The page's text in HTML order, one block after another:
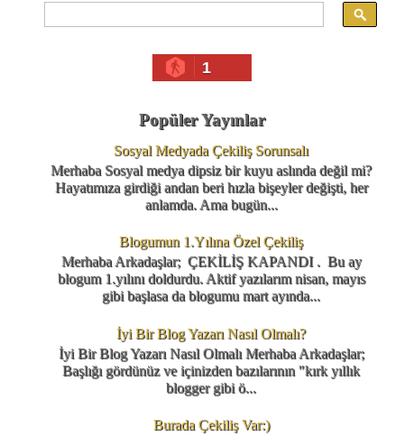
1
Popüler Yayınlar
Sosyal Medyada Çekiliş Sorunsalı
Merhaba Sosyal medya dipsiz bir kuyu aslında değil mi?
Hayatımıza girdiği andan beri hızla bişeyler değişti, her
anlamda. Ama bugün...
Blogumun 1.Yılına Özel Çekiliş
Merhaba Arkadaşlar; ÇEKİLİŞ KAPANDI . Bu ay
blogum 1.yılını doldurdu. Aktif yazılarım nisan, mayıs
gibi başlasa da blogumu mart ayında...
İyi Bir Blog Yazarı Nasıl Olmalı?
İyi Bir Blog Yazarı Nasıl Olmalı Merhaba Arkadaşlar;
Başlığı gördünüz ve içinizden bazılarının "kırk yıllık
blogger gibi ö...
Burada Çekiliş Var:)